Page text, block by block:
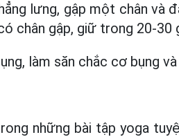
lưng, gập một chân và
chân gập, giữ trong 20-30
làm săn chắc cơ bụng
những bài tập yoga